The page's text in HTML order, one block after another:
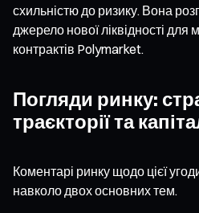
схильністю до ризику. Вона
джерело нової ліквідності для
контрактів Polymarket.
Погляди ринку:
траєкторії та
Коментарі ринку щодо цієї
навколо двох основних тем.